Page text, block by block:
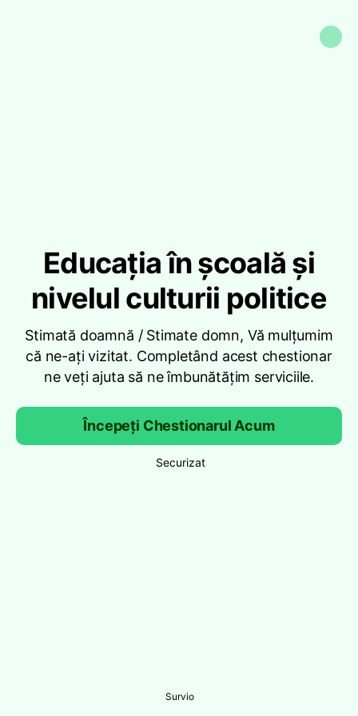
Educația în școală și
nivelul culturii politice
Stimată doamnă / Stimate domn, Vă mulțumim
că ne-ați vizitat. Completând acest chestionar
ne veți ajuta să ne îmbunătățim serviciile.
Începeți Chestionarul Acum
Securizat
Survio